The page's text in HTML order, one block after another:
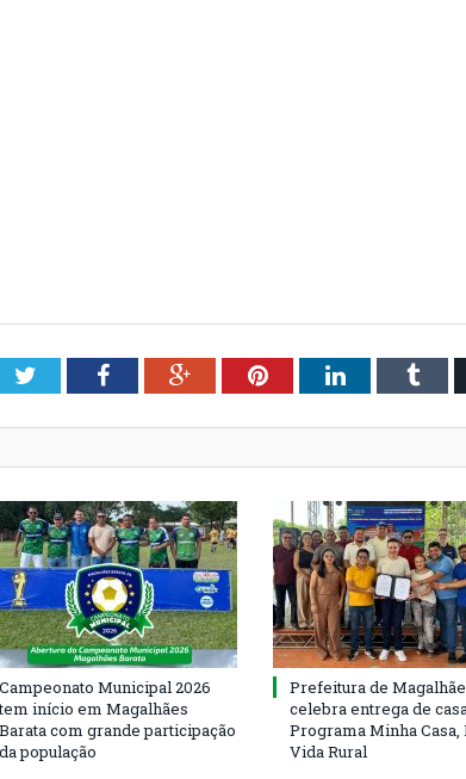
TwitterFacebookGoogle+PinterestLinkedIn
Campeonato Municipal 2026
tem início em Magalhães
Barata com grande participação
da população
Prefeitura de
celebra entrega de
Programa Minha Casa,
Vida Rural